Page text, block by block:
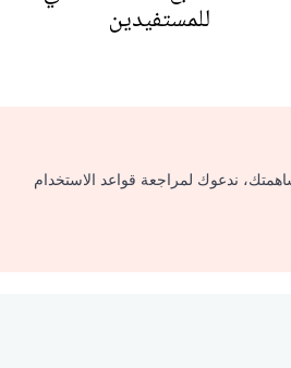
للمستفيدين
ندعوك لمراجعة قواعد الاستخدام